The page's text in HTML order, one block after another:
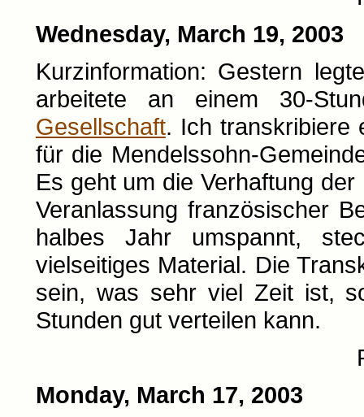
Wednesday, March 19, 2003
Kurzinformation: Gestern
arbeitete an einem 30-
Gesellschaft. Ich transkribiere
für die Mendelssohn-
Es geht um die Verhaftung
Veranlassung französischer
halbes Jahr umspannt,
vielseitiges Material. Die
sein, was sehr viel Zeit ist,
Stunden gut verteilen kann.
Monday, March 17, 2003